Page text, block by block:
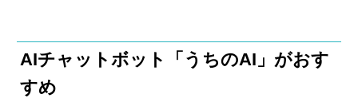
AIチャットボット「うちのAI」がおす
すめ